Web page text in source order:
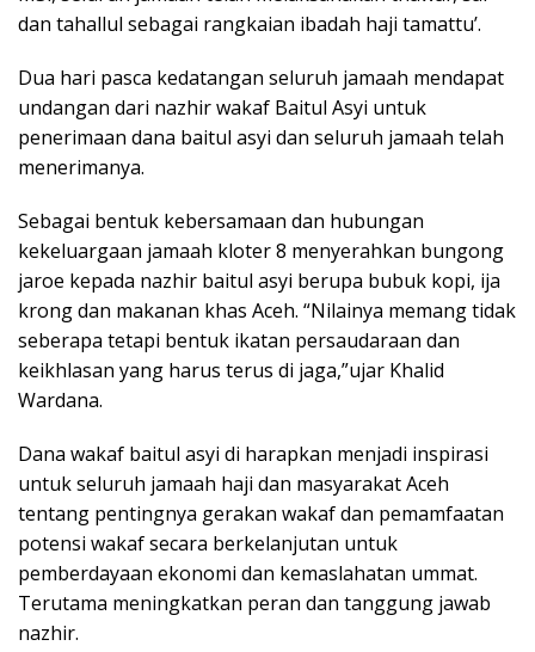
dan tahallul sebagai rangkaian ibadah haji tamattu’.
Dua hari pasca kedatangan seluruh jamaah mendapat
undangan dari nazhir wakaf Baitul Asyi untuk
penerimaan dana baitul asyi dan seluruh jamaah telah
menerimanya.
Sebagai bentuk kebersamaan dan hubungan
kekeluargaan jamaah kloter 8 menyerahkan bungong
jaroe kepada nazhir baitul asyi berupa bubuk kopi, ija
krong dan makanan khas Aceh. “Nilainya memang tidak
seberapa tetapi bentuk ikatan persaudaraan dan
keikhlasan yang harus terus di jaga,”ujar Khalid
Wardana.
Dana wakaf baitul asyi di harapkan menjadi inspirasi
untuk seluruh jamaah haji dan masyarakat Aceh
tentang pentingnya gerakan wakaf dan pemamfaatan
potensi wakaf secara berkelanjutan untuk
pemberdayaan ekonomi dan kemaslahatan ummat.
Terutama meningkatkan peran dan tanggung jawab
nazhir.